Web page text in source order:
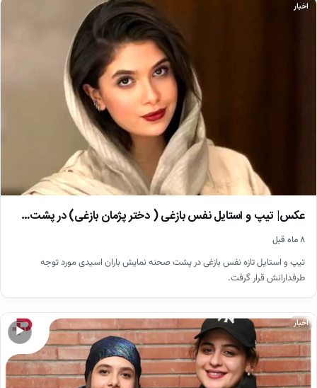
اخبار
عکس| تیپ و استایل نفس بازغی ( دختر پژمان بازغی) در پشت…
۸ ماه قبل
تیپ و استایل تازه نفس بازغی در پشت صحنه نمایش باران اسیدی مورد توجه
طرفدارانش قرار گرفت.
▶
اخبار